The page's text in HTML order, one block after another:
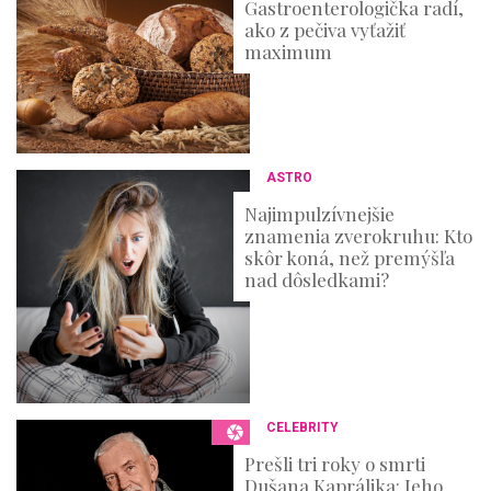
Gastroenterologička radí,
ako z pečiva vyťažiť
maximum
ASTRO
Najimpulzívnejšie
znamenia zverokruhu: Kto
skôr koná, než premýšľa
nad dôsledkami?
CELEBRITY
Prešli tri roky o smrti
Dušana Kaprálika: Jeho